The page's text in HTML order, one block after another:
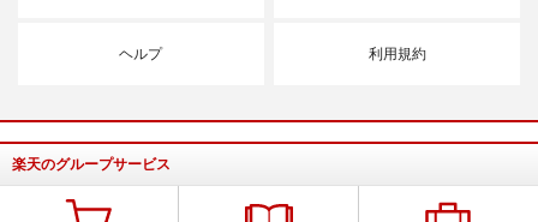
ヘルプ 利用規約
楽天のグループサービス